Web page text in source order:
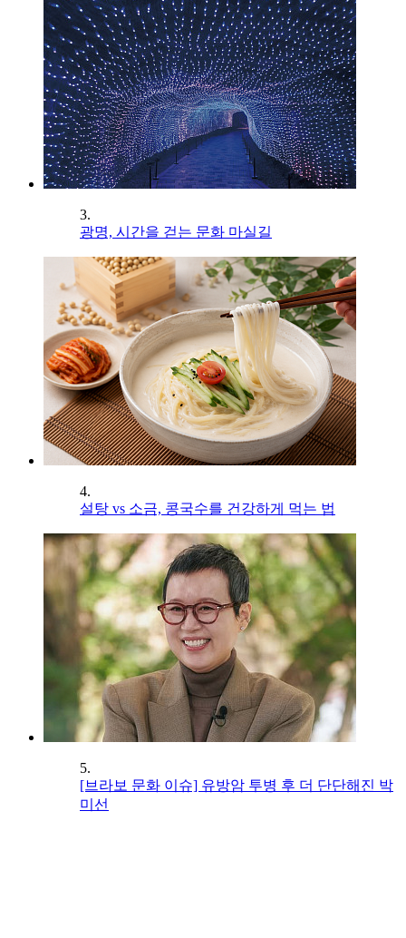
3.
광명, 시간을 걷는 문화 마실길
4.
설탕 vs 소금, 콩국수를 건강하게 먹는 법
5.
[브라보 문화 이슈] 유방암 투병 후 더 단단해진 박
미선